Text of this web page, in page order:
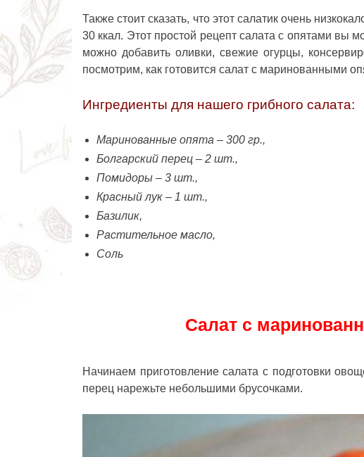
Также стоит сказать, что этот салатик очень
30 ккал. Этот простой рецепт салата с опятами вы
можно добавить оливки, свежие огурцы,
посмотрим, как готовится салат с маринованными
Ингредиенты для нашего грибного салата:
Маринованные опята – 300 гр.,
Болгарский перец – 2 шт.,
Помидоры – 3 шт.,
Красный лук – 1 шт.,
Базилик,
Растительное масло,
Соль
Салат с
Начинаем приготовление салата с подготовки
перец нарежьте небольшими брусочками.